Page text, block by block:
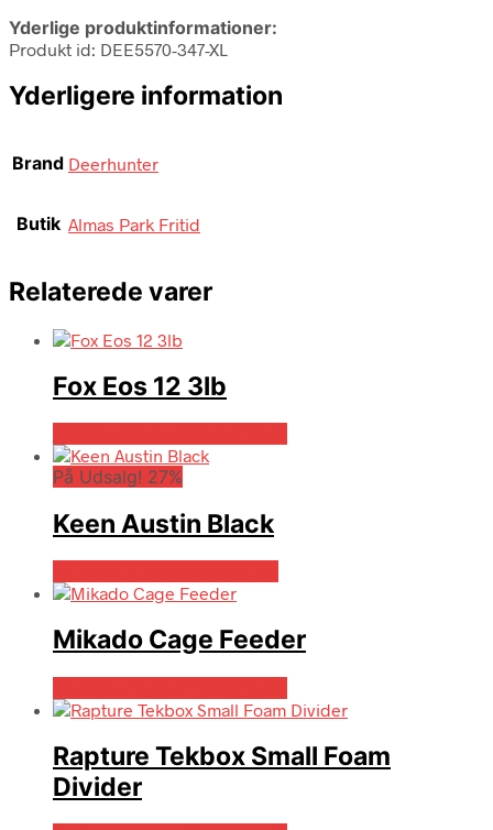
Yderlige produktinformationer:
Produkt id: DEE5570-347-XL
Yderligere information
Brand Deerhunter
Butik Almas Park Fritid
Relaterede varer
Fox Eos 12 3lb
På Udsalg! 27%
Keen Austin Black
Mikado Cage Feeder
Rapture Tekbox Small Foam
Divider